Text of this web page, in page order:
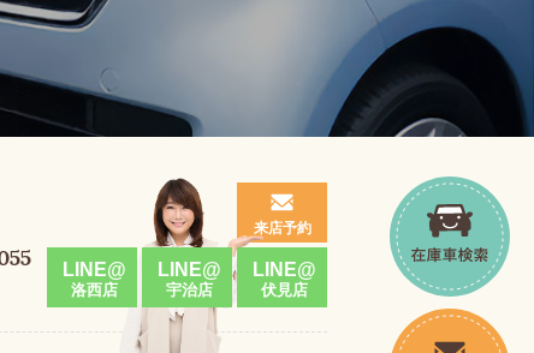
来店予約
LINE@
洛西店
LINE@
宇治店
LINE@
伏見店